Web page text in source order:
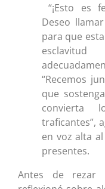
“¡Esto es
Deseo
para que
“Recemos
que
convierta
traficantes”,
en voz alta
presentes.
Antes de rezar